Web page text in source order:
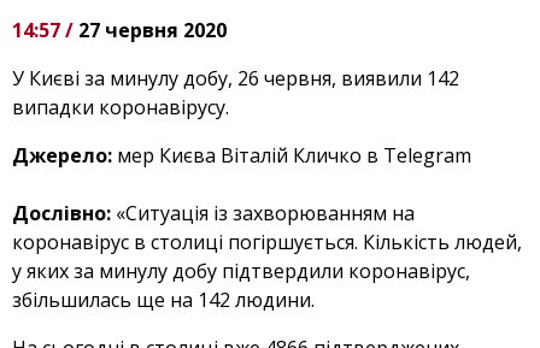
14:57 / 27 червня 2020
У Києві за минулу добу, 26 червня, виявили 142
випадки коронавірусу.
Джерело: мер Києва Віталій Кличко в Telegram
Дослівно: «Ситуація із захворюванням на
коронавірус в столиці погіршується. Кількість людей,
у яких за минулу добу підтвердили коронавірус,
збільшилась ще на 142 людини.